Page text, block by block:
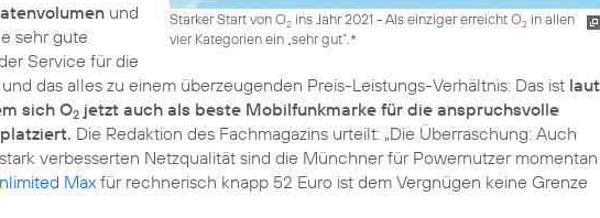
Starker Start von O2ins Jahr 2021 - Als einziger erreicht O2in allen
vier Kategorien ein „sehr gut“.*
und
sehr gute
Service für die
das alles zu einem überzeugenden Preis-Leistungs-Verhältnis: Das ist laut
sich O2 jetzt auch als beste Mobilfunkmarke für die anspruchsvolle
Die Redaktion des Fachmagazins urteilt: „Die Überraschung: Auch
verbesserten Netzqualität sind die Münchner für Powernutzer momentan
Maxfür rechnerisch knapp 52 Euro ist dem Vergnügen keine Grenze